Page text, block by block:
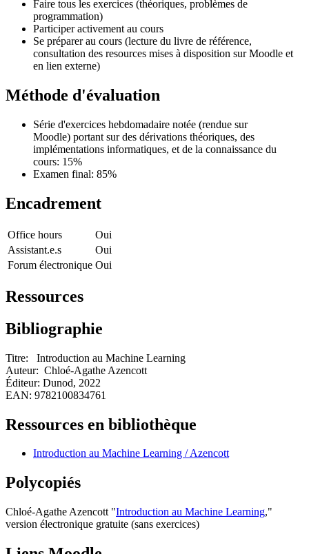
Faire tous les exercices (théoriques, problèmes de
programmation)
Participer activement au cours
Se préparer au cours (lecture du livre de référence,
consultation des resources mises à disposition sur Moodle et
en lien externe)
Méthode d'évaluation
Série d'exercices hebdomadaire notée (rendue sur
Moodle) portant sur des dérivations théoriques, des
implémentations informatiques, et de la connaissance du
cours: 15%
Examen final: 85%
Encadrement
Office hours
Oui
Assistant.e.s
Oui
Forum électronique Oui
Ressources
Bibliographie
Titre: Introduction au Machine Learning
Auteur: Chloé-Agathe Azencott
Éditeur: Dunod, 2022
EAN: 9782100834761
Ressources en bibliothèque
Introduction au Machine Learning / Azencott
Polycopiés
Chloé-Agathe Azencott "Introduction au Machine Learning,"
version électronique gratuite (sans exercices)